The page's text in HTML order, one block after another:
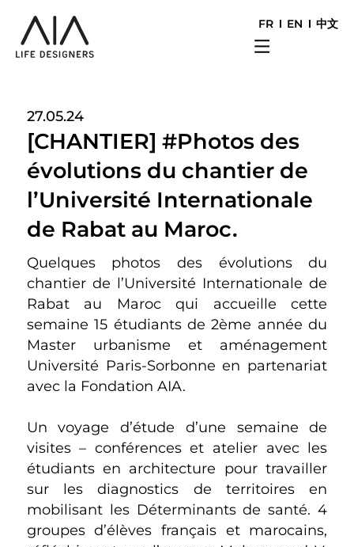
FR EN 中文
27.05.24
[CHANTIER] #Photos des
évolutions du chantier de
l’Université Internationale
de Rabat au Maroc.
Quelques photos des évolutions du
chantier de l’Université Internationale de
Rabat au Maroc qui accueille cette
semaine 15 étudiants de 2ème année du
Master urbanisme et aménagement
Université Paris-Sorbonne en partenariat
avec la Fondation AIA.
Un voyage d’étude d’une semaine de
visites – conférences et atelier avec les
étudiants en architecture pour travailler
sur les diagnostics de territoires en
mobilisant les Déterminants de santé. 4
groupes d’élèves français et marocains,